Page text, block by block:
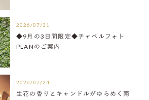
2026/07/31
◆9月の3日間限定◆チャペルフォト
PLANのご案内
2026/07/24
生花の香りとキャンドルがゆらめく南